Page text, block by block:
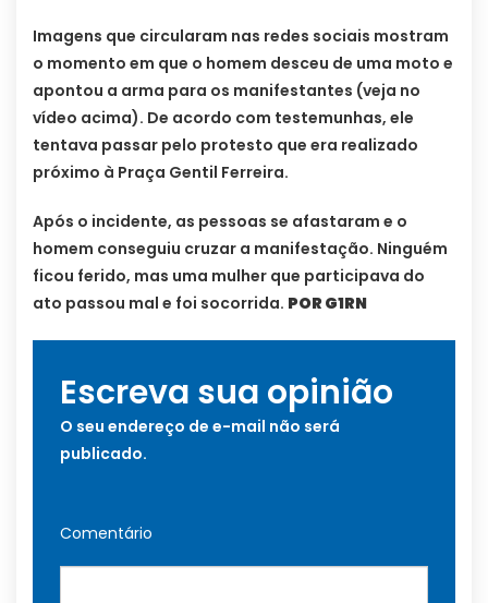
Imagens que circularam nas redes sociais mostram
o momento em que o homem desceu de uma moto e
apontou a arma para os manifestantes (veja no
vídeo acima). De acordo com testemunhas, ele
tentava passar pelo protesto que era realizado
próximo à Praça Gentil Ferreira.
Após o incidente, as pessoas se afastaram e o
homem conseguiu cruzar a manifestação. Ninguém
ficou ferido, mas uma mulher que participava do
ato passou mal e foi socorrida. POR G1RN
Escreva sua opinião
O seu endereço de e-mail não será
publicado.
Comentário